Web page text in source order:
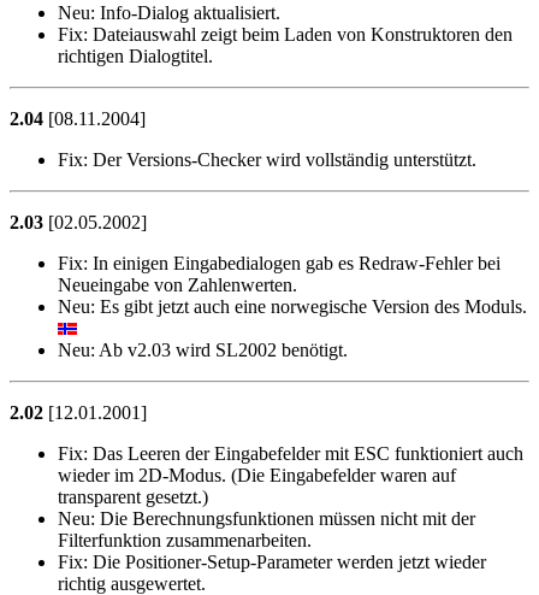
Neu: Info-Dialog aktualisiert.
Fix: Dateiauswahl zeigt beim Laden von Konstruktoren den
richtigen Dialogtitel.
2.04 [08.11.2004]
Fix: Der Versions-Checker wird vollständig unterstützt.
2.03 [02.05.2002]
Fix: In einigen Eingabedialogen gab es Redraw-Fehler bei
Neueingabe von Zahlenwerten.
Neu: Es gibt jetzt auch eine norwegische Version des Moduls.
Neu: Ab v2.03 wird SL2002 benötigt.
2.02 [12.01.2001]
Fix: Das Leeren der Eingabefelder mit ESC funktioniert auch
wieder im 2D-Modus. (Die Eingabefelder waren auf
transparent gesetzt.)
Neu: Die Berechnungsfunktionen müssen nicht mit der
Filterfunktion zusammenarbeiten.
Fix: Die Positioner-Setup-Parameter werden jetzt wieder
richtig ausgewertet.